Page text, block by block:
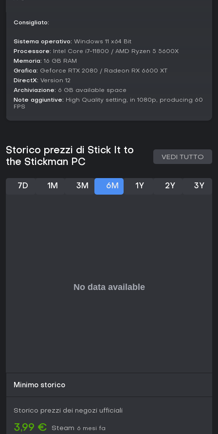
e contenuti community-driven, è un titolo che centra il
o maratone, e la co-op rende tutto più divertente con gli
amici. Insomma, merita un posto tra gli indie action per chi è
stanco dei soliti fighter.
Consigliato:
Sistema operativo: Windows 11 x64 Bit
Processore: Intel Core i7-11800 / AMD Ryzen 5 5600X
Memoria: 16 GB RAM
Grafica: Geforce RTX 2080 / Radeon RX 6600 XT
DirectX: Version 12
Archiviazione: 6 GB available space
Note aggiuntive: High Quality setting, in 1080p, producing 60
FPS
Storico prezzi di Stick It to
the Stickman PC
VEDI TUTTO
7D 1M 3M 6M 1Y 2Y 3Y
Minimo storico
Storico prezzi dei negozi ufficiali
3,99 € Steam 6 mesi fa